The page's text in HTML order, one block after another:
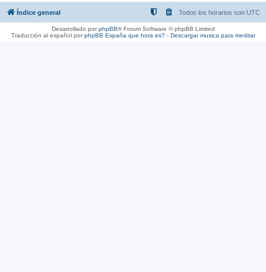
Índice general Todos los horarios son UTC
Desarrollado porphpBB® Forum Software © phpBB Limited
Traducción al español porphpBB España que hora es?- Descargar musica para meditar